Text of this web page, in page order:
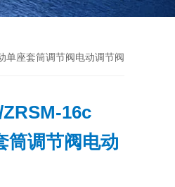
单座套筒调节阀电动调节阀
16c
筒调节阀电动